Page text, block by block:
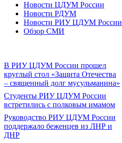
Новости ЦДУМ России
Новости РДУМ
Новости РИУ ЦДУМ России
Обзор СМИ
В РИУ ЦДУМ России прошел
круглый стол «Защита Отечества
– священный долг мусульманина»
Студенты РИУ ЦДУМ России
встретились с полковым имамом
Руководство РИУ ЦДУМ России
поддержало беженцев из ЛНР и
ДНР